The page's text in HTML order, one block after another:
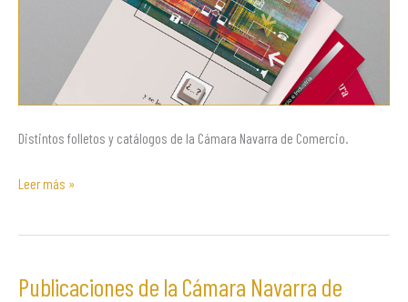
Distintos folletos y catálogos de la Cámara Navarra de Comercio.
Leer más »
Publicaciones de la Cámara Navarra de
Publicaciones